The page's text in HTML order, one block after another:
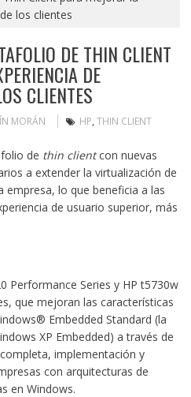
los clientes
DE THIN CLIENT
DE
CLIENTES
MORÁN HP, THIN CLIENT
de thin clientcon nuevas
a extender la virtualización de
lo que beneficia a las
de usuario superior, más
Performance Series y HPt5730w
, que mejoran las características
Embedded Standard (la
XP Embedded) a través de
implementación y
con arquitecturas de
en Windows.